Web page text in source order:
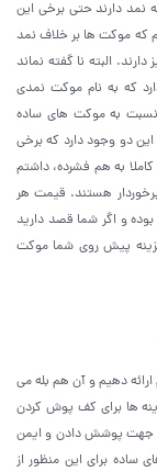
دارند حتی برخی این
که موکت ها بر خلاف نمد
البته نا گفته نماند
که به نام موکت نمدی
به موکت های ساده
دو وجود دارد که برخی
به هم فشرده، داشتم
هستند. قیمت هر
و اگر شما قصد دارید
پیش روی شما موکت
دهیم و آن هم بله می
ها برای کف پوش کردن
جهت پوشش دادن و ایمن
ساده برای این منظور از